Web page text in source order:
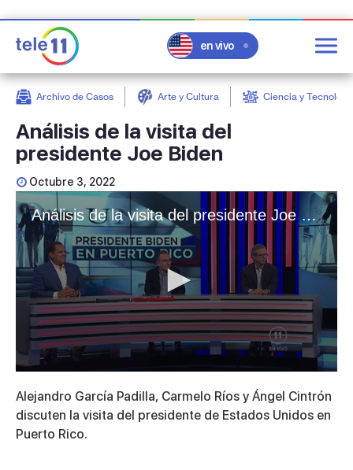
en vivo
Archivo de Casos Arte y Cultura Ciencia y
Análisis de la visita del
presidente Joe Biden
Octubre 3, 2022
Análisis de la visita del presidente Joe Biden
seconds
of
9
minutes,
10
Alejandro García Padilla, Carmelo Ríos y Ángel Cintrón
discuten la visita del presidente de Estados Unidos en
Puerto Rico.
post